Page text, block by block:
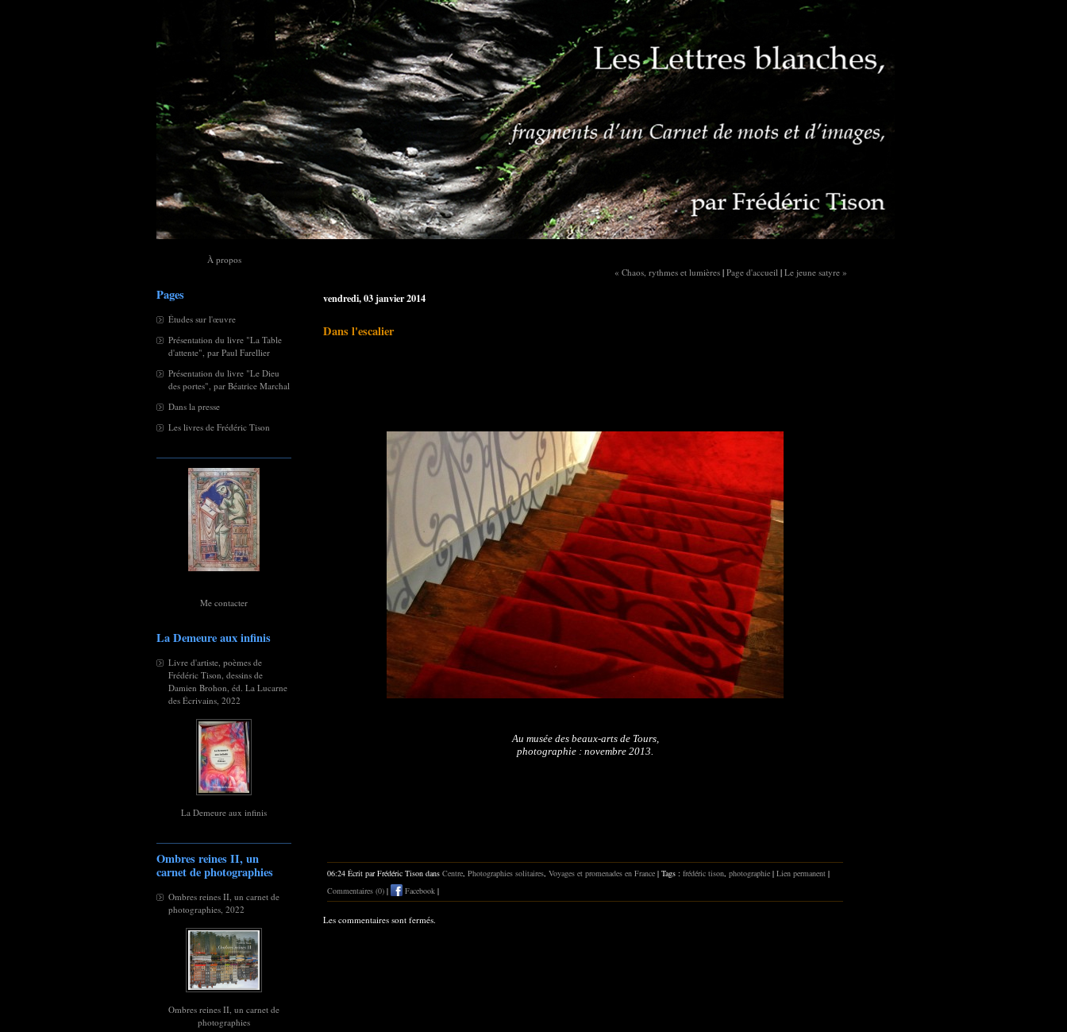
À propos
Pages
Études sur l'œuvre
Présentation du livre "La Table
d'attente", par Paul Farellier
Présentation du livre "Le Dieu
des portes", par Béatrice Marchal
Dans la presse
Les livres de Frédéric Tison
Me contacter
La Demeure aux infinis
Livre d'artiste, poèmes de
Frédéric Tison, dessins de
Damien Brohon, éd. La Lucarne
des Écrivains, 2022
La Demeure aux infinis
Ombres reines II, un
carnet de photographies
Ombres reines II, un carnet de
photographies, 2022
Ombres reines II, un carnet de
photographies
« Chaos, rythmes et lumières | Page d'accueil | Le jeune satyre »
vendredi, 03 janvier 2014
Dans l'escalier
Au musée des beaux-arts de Tours,
photographie : novembre 2013.
06:24 Écrit par Frédéric Tison dans Centre, Photographies solitaires, Voyages et promenades en France | Tags : frédéric tison, photographie | Lien permanent |
Commentaires (0) | Facebook |
Les commentaires sont fermés.